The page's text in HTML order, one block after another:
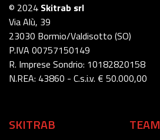
© 2024 Skitrab srl
Via Alù, 39
23030 Bormio/Valdisotto (SO)
P.IVA 00757150149
R. Imprese Sondrio: 10182820158
N.REA: 43860 - C.s.i.v. € 50.000,00
SKITRAB TEAM